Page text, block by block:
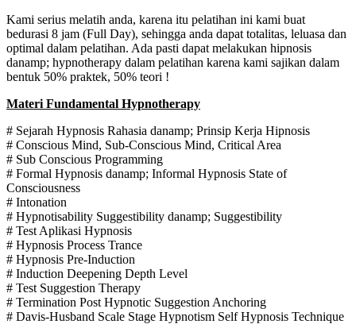
Kami serius melatih anda, karena itu pelatihan ini kami buat
bedurasi 8 jam (Full Day), sehingga anda dapat totalitas, leluasa dan
optimal dalam pelatihan. Ada pasti dapat melakukan hipnosis
danamp; hypnotherapy dalam pelatihan karena kami sajikan dalam
bentuk 50% praktek, 50% teori !
Materi Fundamental Hypnotherapy
# Sejarah Hypnosis Rahasia danamp; Prinsip Kerja Hipnosis
# Conscious Mind, Sub-Conscious Mind, Critical Area
# Sub Conscious Programming
# Formal Hypnosis danamp; Informal Hypnosis State of
Consciousness
# Intonation
# Hypnotisability Suggestibility danamp; Suggestibility
# Test Aplikasi Hypnosis
# Hypnosis Process Trance
# Hypnosis Pre-Induction
# Induction Deepening Depth Level
# Test Suggestion Therapy
# Termination Post Hypnotic Suggestion Anchoring
# Davis-Husband Scale Stage Hypnotism Self Hypnosis Technique